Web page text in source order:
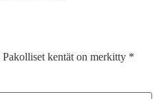
Pakolliset kentät on merkitty *